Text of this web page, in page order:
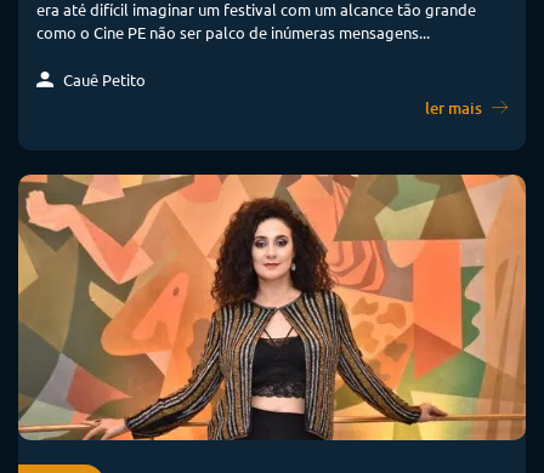
era até difícil imaginar um festival com um alcance tão grande
como o Cine PE não ser palco de inúmeras mensagens...
Cauê Petito
ler mais